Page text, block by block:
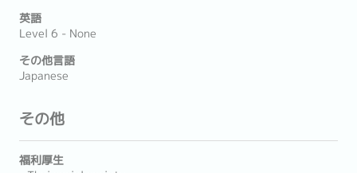
英語
Level 6 - None
その他言語
Japanese
その他
福利厚生